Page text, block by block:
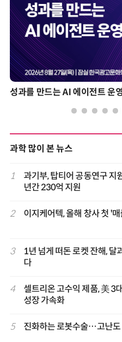
성과를 만드는 AI 에이전트 운
과학 많이 본 뉴스
1
과기부, 탑티어 공동연구
년간 230억 지원
2 이지케어텍, 올해 창사 첫 '
3
1년 넘게 떠돈 로켓 잔해,
다
4
셀트리온 고수익 제품, 美 3
성장 가속화
5 진화하는 로봇수술…고난